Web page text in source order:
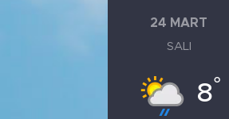
24 MART
SALI
8°